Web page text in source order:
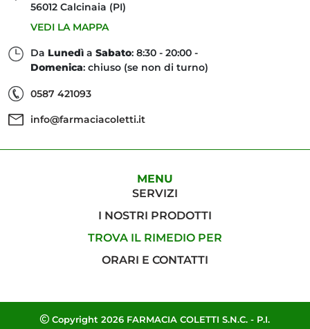
56012 Calcinaia (PI)
VEDI LA MAPPA
Da Lunedì a Sabato: 8:30 - 20:00 -
Domenica: chiuso (se non di turno)
0587 421093
info@farmaciacoletti.it
MENU
SERVIZI
I NOSTRI PRODOTTI
TROVA IL RIMEDIO PER
ORARI E CONTATTI
Copyright 2026 FARMACIA COLETTI S.N.C. - P.I.